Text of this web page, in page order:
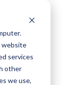
website
services
other
we use,